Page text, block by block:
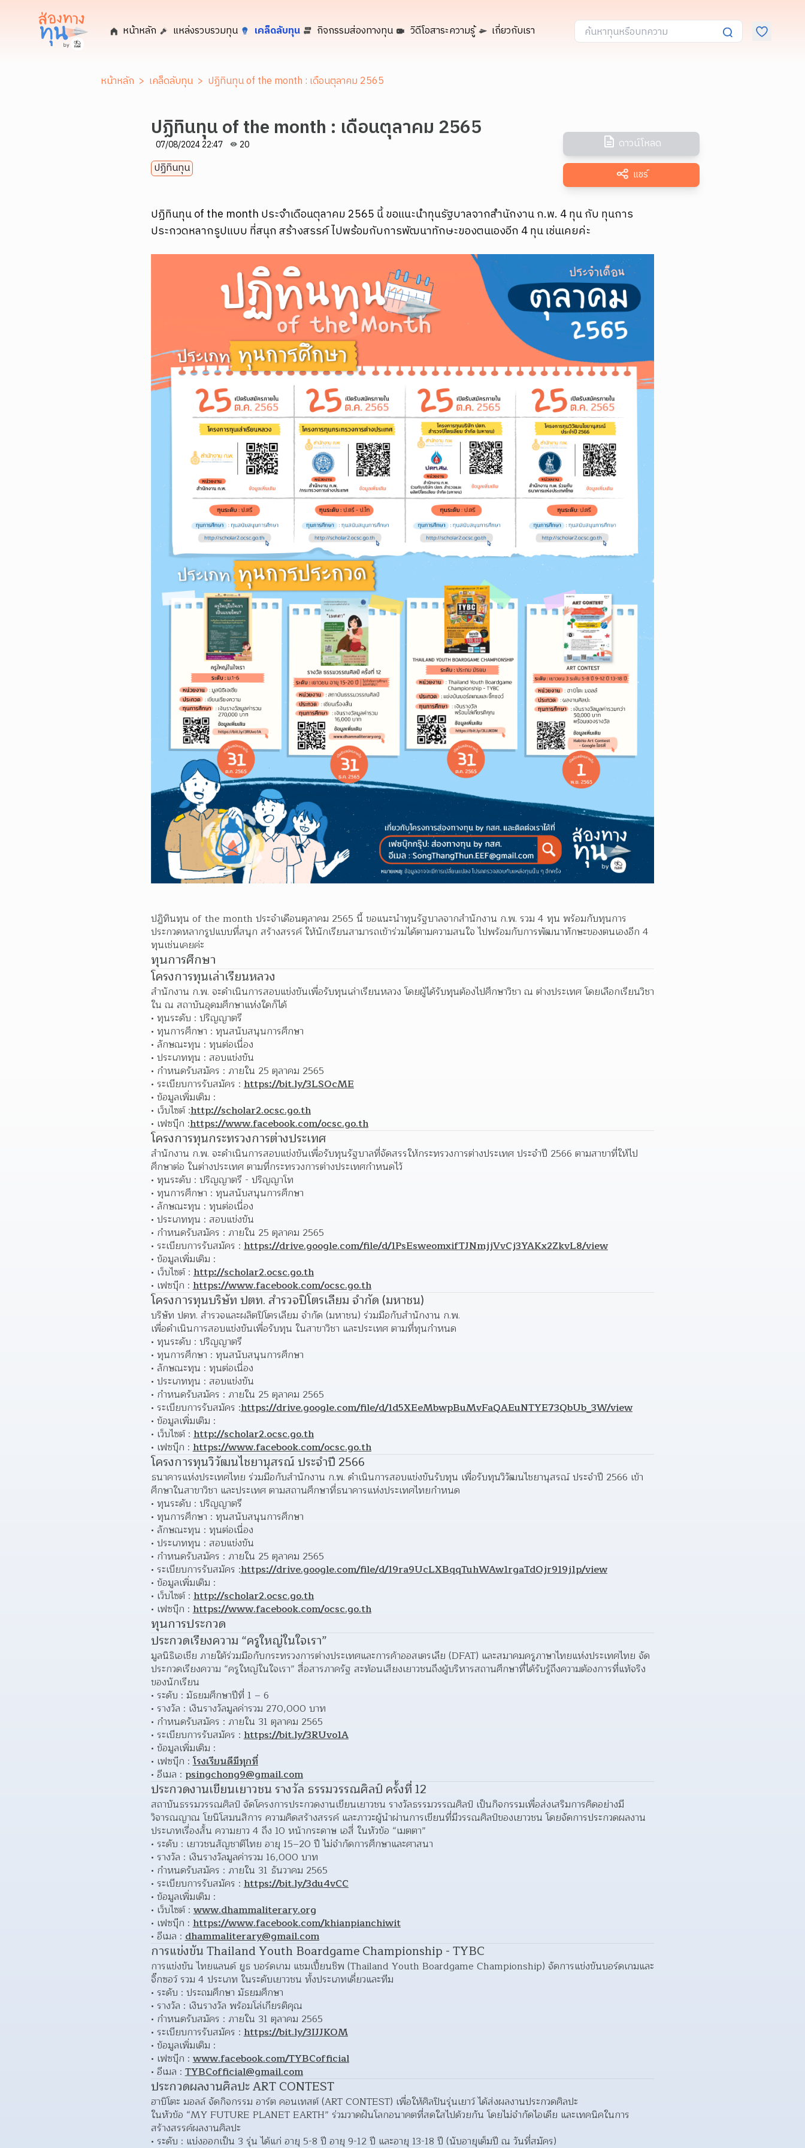
หน้าหลัก แหล่งรวบรวมทุน เคล็ดลับทุน กิจกรรมส่องทางทุน วิดีโอสาระความรู้ เกี่ยวกับเรา
หน้าหลัก > เคล็ดลับทุน > ปฏิทินทุน of the month : เดือนตุลาคม 2565
ปฏิทินทุน of the month : เดือนตุลาคม 2565
07/08/2024 22:47 20
ปฏิทินทุน
ดาวน์โหลด
แชร์
ปฏิทินทุน of the month ประจำเดือนตุลาคม 2565 นี้ ขอแนะนำทุนรัฐบาลจากสำนักงาน ก.พ. 4 ทุน กับ ทุนการ
ประกวดหลากรูปแบบ ที่สนุก สร้างสรรค์ ไปพร้อมกับการพัฒนาทักษะของตนเองอีก 4 ทุน เช่นเคยค่ะ
ปฏิทินทุน of the month ประจำเดือนตุลาคม 2565 นี้ ขอแนะนำทุนรัฐบาลจากสำนักงาน ก.พ. รวม 4 ทุน พร้อมกับทุนการ
ประกวดหลากรูปแบบที่สนุก สร้างสรรค์ ให้นักเรียนสามารถเข้าร่วมได้ตามความสนใจ ไปพร้อมกับการพัฒนาทักษะของตนเองอีก 4
ทุนเช่นเคยค่ะ
ทุนการศึกษา
โครงการทุนเล่าเรียนหลวง
สำนักงาน ก.พ. จะดำเนินการสอบแข่งขันเพื่อรับทุนเล่าเรียนหลวง โดยผู้ได้รับทุนต้องไปศึกษาวิชา ณ ต่างประเทศ โดยเลือกเรียนวิชา
ใน ณ สถาบันอุดมศึกษาแห่งใดก็ได้
ทุนระดับ : ปริญญาตรี
ทุนการศึกษา : ทุนสนับสนุนการศึกษา
ลักษณะทุน : ทุนต่อเนื่อง
ประเภททุน : สอบแข่งขัน
กำหนดรับสมัคร : ภายใน 25 ตุลาคม 2565
ระเบียบการรับสมัคร : https://bit.ly/3LSOcME
ข้อมูลเพิ่มเติม :
เว็บไซต์ :http://scholar2.ocsc.go.th
เฟซบุ๊ก :https://www.facebook.com/ocsc.go.th
โครงการทุนกระทรวงการต่างประเทศ
สำนักงาน ก.พ. จะดำเนินการสอบแข่งขันเพื่อรับทุนรัฐบาลที่จัดสรรให้กระทรวงการต่างประเทศ ประจำปี 2566 ตามสาขาที่ให้ไป
ศึกษาต่อ ในต่างประเทศ ตามที่กระทรวงการต่างประเทศกำหนดไว้
ทุนระดับ : ปริญญาตรี - ปริญญาโท
ทุนการศึกษา : ทุนสนับสนุนการศึกษา
ลักษณะทุน : ทุนต่อเนื่อง
ประเภททุน : สอบแข่งขัน
กำหนดรับสมัคร : ภายใน 25 ตุลาคม 2565
ระเบียบการรับสมัคร : https://drive.google.com/file/d/1PsEsweomxifTJNmjjVvCj3YAKx2ZkvL8/view
ข้อมูลเพิ่มเติม :
เว็บไซต์ : http://scholar2.ocsc.go.th
เฟซบุ๊ก : https://www.facebook.com/ocsc.go.th
โครงการทุนบริษัท ปตท. สำรวจปิโตรเลียม จำกัด (มหาชน)
บริษัท ปตท. สำรวจและผลิตปิโตรเลียม จำกัด (มหาชน) ร่วมมือกับสำนักงาน ก.พ.
เพื่อดำเนินการสอบแข่งขันเพื่อรับทุน ในสาขาวิชา และประเทศ ตามที่ทุนกำหนด
ทุนระดับ : ปริญญาตรี
ทุนการศึกษา : ทุนสนับสนุนการศึกษา
ลักษณะทุน : ทุนต่อเนื่อง
ประเภททุน : สอบแข่งขัน
กำหนดรับสมัคร : ภายใน 25 ตุลาคม 2565
ระเบียบการรับสมัคร :https://drive.google.com/file/d/1d5XEeMbwpBuMvFaQAEuNTYE73QbUb_3W/view
ข้อมูลเพิ่มเติม :
เว็บไซต์ : http://scholar2.ocsc.go.th
เฟซบุ๊ก : https://www.facebook.com/ocsc.go.th
โครงการทุนวิวัฒนไชยานุสรณ์ ประจำปี 2566
ธนาคารแห่งประเทศไทย ร่วมมือกับสำนักงาน ก.พ. ดำเนินการสอบแข่งขันรับทุน เพื่อรับทุนวิวัฒนไชยานุสรณ์ ประจำปี 2566 เข้า
ศึกษาในสาขาวิชา และประเทศ ตามสถานศึกษาที่ธนาคารแห่งประเทศไทยกำหนด
ทุนระดับ : ปริญญาตรี
ทุนการศึกษา : ทุนสนับสนุนการศึกษา
ลักษณะทุน : ทุนต่อเนื่อง
ประเภททุน : สอบแข่งขัน
กำหนดรับสมัคร : ภายใน 25 ตุลาคม 2565
ระเบียบการรับสมัคร :https://drive.google.com/file/d/19ra9UcLXBqqTuhWAw1rgaTdOjr919j1p/view
ข้อมูลเพิ่มเติม :
เว็บไซต์ : http://scholar2.ocsc.go.th
เฟซบุ๊ก : https://www.facebook.com/ocsc.go.th
ทุนการประกวด
ประกวดเรียงความ “ครูใหญ่ในใจเรา”
มูลนิธิเอเชีย ภายใต้ร่วมมือกับกระทรวงการต่างประเทศและการค้าออสเตรเลีย (DFAT) และสมาคมครูภาษาไทยแห่งประเทศไทย จัด
ประกวดเรียงความ “ครูใหญ่ในใจเรา” สื่อสารภาครัฐ สะท้อนเสียงเยาวชนถึงผู้บริหารสถานศึกษาที่ได้รับรู้ถึงความต้องการที่แท้จริง
ของนักเรียน
ระดับ : มัธยมศึกษาปีที่ 1 – 6
รางวัล : เงินรางวัลมูลค่ารวม 270,000 บาท
กำหนดรับสมัคร : ภายใน 31 ตุลาคม 2565
ระเบียบการรับสมัคร : https://bit.ly/3RUvo1A
ข้อมูลเพิ่มเติม :
เฟซบุ๊ก : โรงเรียนดีมีทุกที่
อีเมล : psingchong9@gmail.com
ประกวดงานเขียนเยาวชน รางวัล ธรรมวรรณศิลป์ ครั้งที่ 12
สถาบันธรรมวรรณศิลป์ จัดโครงการประกวดงานเขียนเยาวชน รางวัลธรรมวรรณศิลป์ เป็นกิจกรรมเพื่อส่งเสริมการคิดอย่างมี
วิจารณญาณ โยนิโสมนสิการ ความคิดสร้างสรรค์ และภาวะผู้นำผ่านการเขียนที่มีวรรณศิลป์ของเยาวชน โดยจัดการประกวดผลงาน
ประเภทเรื่องสั้น ความยาว 4 ถึง 10 หน้ากระดาษ เอสี่ ในหัวข้อ “เมตตา”
ระดับ : เยาวชนสัญชาติไทย อายุ 15–20 ปี ไม่จำกัดการศึกษาและศาสนา
รางวัล : เงินรางวัลมูลค่ารวม 16,000 บาท
กำหนดรับสมัคร : ภายใน 31 ธันวาคม 2565
ระเบียบการรับสมัคร : https://bit.ly/3du4vCC
ข้อมูลเพิ่มเติม :
เว็บไซต์ : www.dhammaliterary.org
เฟซบุ๊ก : https://www.facebook.com/khianpianchiwit
อีเมล : dhammaliterary@gmail.com
การแข่งขัน Thailand Youth Boardgame Championship - TYBC
การแข่งขัน ไทยแลนด์ ยูธ บอร์ดเกม แชมเปี้ยนชิพ (Thailand Youth Boardgame Championship) จัดการแข่งขันบอร์ดเกมและ
จิ๊กซอว์ รวม 4 ประเภท ในระดับเยาวชน ทั้งประเภทเดี่ยวและทีม
ระดับ : ประถมศึกษา มัธยมศึกษา
รางวัล : เงินรางวัล พร้อมโล่เกียรติคุณ
กำหนดรับสมัคร : ภายใน 31 ตุลาคม 2565
ระเบียบการรับสมัคร : https://bit.ly/3IJJKOM
ข้อมูลเพิ่มเติม :
เฟซบุ๊ก : www.facebook.com/TYBCofficial
อีเมล : TYBCofficial@gmail.com
ประกวดผลงานศิลปะ ART CONTEST
ฮาบิโตะ มอลล์ จัดกิจกรรม อาร์ต คอนเทสต์ (ART CONTEST) เพื่อให้ศิลปินรุ่นเยาว์ ได้ส่งผลงานประกวดศิลปะ
ในหัวข้อ “MY FUTURE PLANET EARTH” ร่วมวาดฝันโลกอนาคตที่สดใสไปด้วยกัน โดยไม่จำกัดไอเดีย และเทคนิคในการ
สร้างสรรค์ผลงานศิลปะ
ระดับ : แบ่งออกเป็น 3 รุ่น ได้แก่ อายุ 5-8 ปี อายุ 9-12 ปี และอายุ 13-18 ปี (นับอายุเต็มปี ณ วันที่สมัคร)